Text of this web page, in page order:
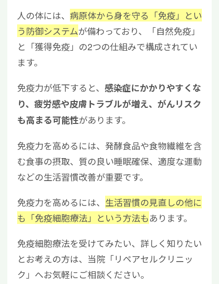
人の体には、 病原体から身を守る「免疫」とい
う防御システムが備わっており、「自然免疫」
と「獲得免疫」の2つの仕組みで構成されてい
ます。
免疫力が低下すると、 感染症にかかりやすくな
り、疲労感や皮膚トラブルが増え、がんリスク
も高まる可能性があります。
免疫力を高めるには、発酵食品や食物繊維を含
む食事の摂取、質の良い睡眠確保、適度な運動
などの生活習慣改善が重要です。
免疫力を高めるには、 生活習慣の見直しの他に
も「免疫細胞療法」という方法もあります。
免疫細胞療法を受けてみたい、詳しく知りたい
とお考えの方は、当院「リペアセルクリニッ
ク」へお気軽にご相談ください。